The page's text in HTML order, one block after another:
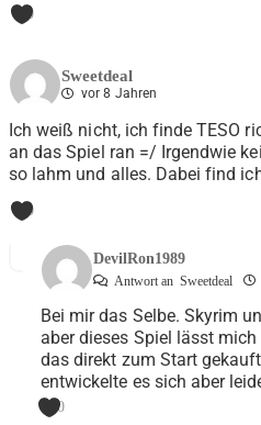
0
Sweetdeal
vor 8 Jahren
Ich weiß nicht, ich finde TESO
an das Spiel ran =/ Irgendwie
so lahm und alles. Dabei find
0
DevilRon1989
Antwort an Sweetdeal
Bei mir das Selbe. Skyrim
aber dieses Spiel lässt
das direkt zum Start
entwickelte es sich aber
0